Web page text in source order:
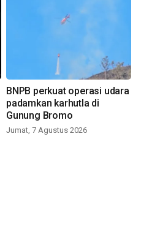
BNPB perkuat operasi udara
padamkan karhutla di
Gunung Bromo
Jumat, 7 Agustus 2026